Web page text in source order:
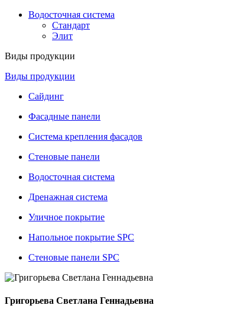
Водосточная система
Стандарт
Элит
Виды продукции
Виды продукции
Сайдинг
Фасадные панели
Система крепления фасадов
Стеновые панели
Водосточная система
Дренажная система
Уличное покрытие
Напольное покрытие SPC
Стеновые панели SPC
Григорьева Светлана Геннадьевна